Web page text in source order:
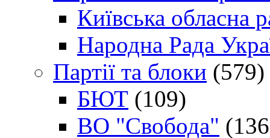
Київська обласна
Народна Рада
Партії та блоки (579)
БЮТ (109)
ВО "Свобода"